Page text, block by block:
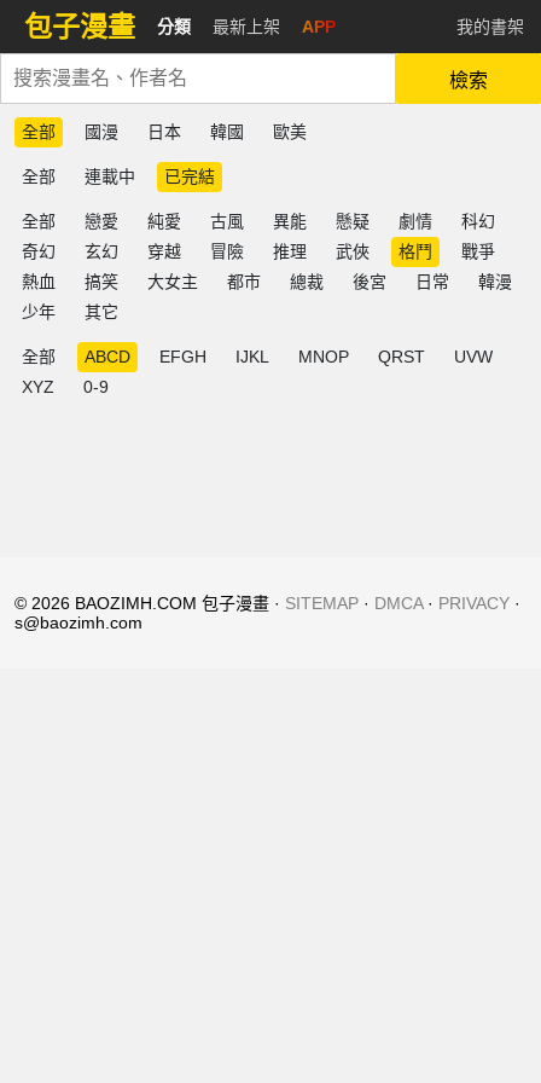
包子漫畫 分類 最新上架 APP 我的書架
檢索
全部 國漫 日本 韓國 歐美
全部 連載中 已完結
全部 戀愛 純愛 古風 異能 懸疑 劇情
科幻
奇幻
玄幻 穿越 冒險 推理 武俠 格鬥
戰爭
熱血
搞笑 大女主 都市 總裁 後宮 日常
韓漫
少年
其它
全部 ABCD EFGH IJKL MNOP QRST
UVW
XYZ
0-9
© 2026 BAOZIMH.COM 包子漫畫 · SITEMAP · DMCA· PRIVACY ·
s@baozimh.com